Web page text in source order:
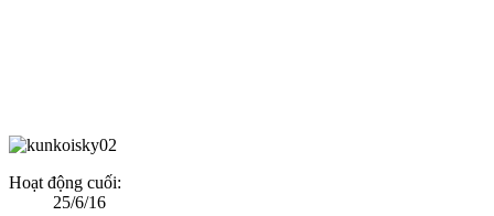
Hoạt động cuối:
25/6/16